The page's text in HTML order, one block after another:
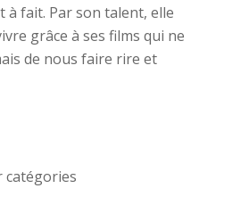
à fait. Par son talent, elle
grâce à ses films qui ne
de nous faire rire et
catégories